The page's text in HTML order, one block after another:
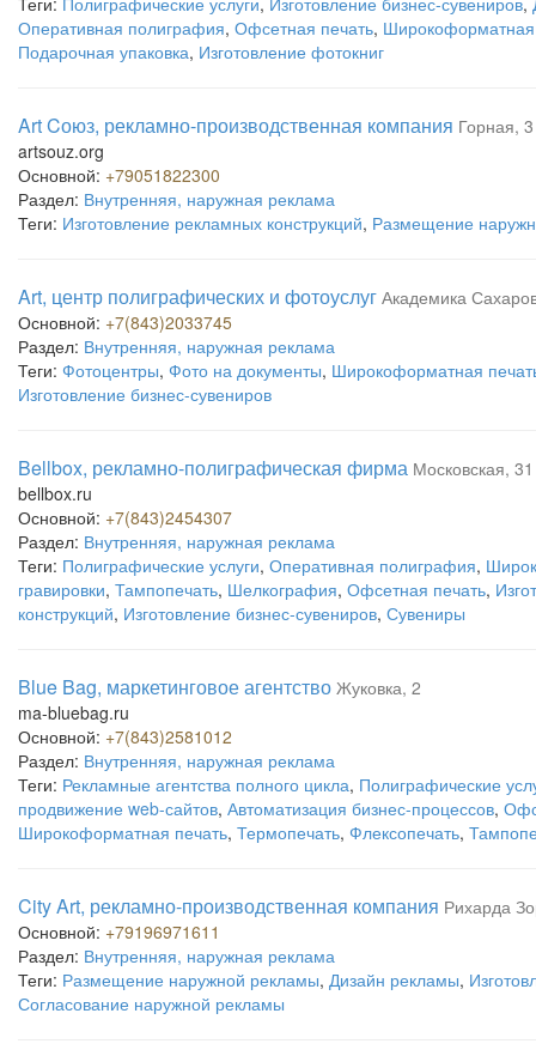
Оперативная полиграфия, Офсетная печать, Широкоформатная
Подарочная упаковка, Изготовление фотокниг
Art Cоюз, рекламно-производственная компания Горная, 3
artsouz.org
Основной: +79051822300
Раздел: Внутренняя, наружная реклама
Теги: Изготовление рекламных конструкций, Размещение
Art, центр полиграфических и фотоуслуг Академика
Основной: +7(843)2033745
Раздел: Внутренняя, наружная реклама
Теги: Фотоцентры, Фото на документы, Широкоформатная
Изготовление бизнес-сувениров
Bellbox, рекламно-полиграфическая фирма Московская, 31
bellbox.ru
Основной: +7(843)2454307
Раздел: Внутренняя, наружная реклама
Теги: Полиграфические услуги, Оперативная полиграфия,
гравировки, Тампопечать, Шелкография, Офсетная печать,
конструкций, Изготовление бизнес-сувениров, Сувениры
Blue Bag, маркетинговое агентство Жуковка, 2
ma-bluebag.ru
Основной: +7(843)2581012
Раздел: Внутренняя, наружная реклама
Теги: Рекламные агентства полного цикла, Полиграфические
продвижение web-сайтов, Автоматизация бизнес-процессов,
Широкоформатная печать, Термопечать, Флексопечать,
City Art, рекламно-производственная компания Рихарда
Основной: +79196971611
Раздел: Внутренняя, наружная реклама
Теги: Размещение наружной рекламы, Дизайн рекламы,
Согласование наружной рекламы